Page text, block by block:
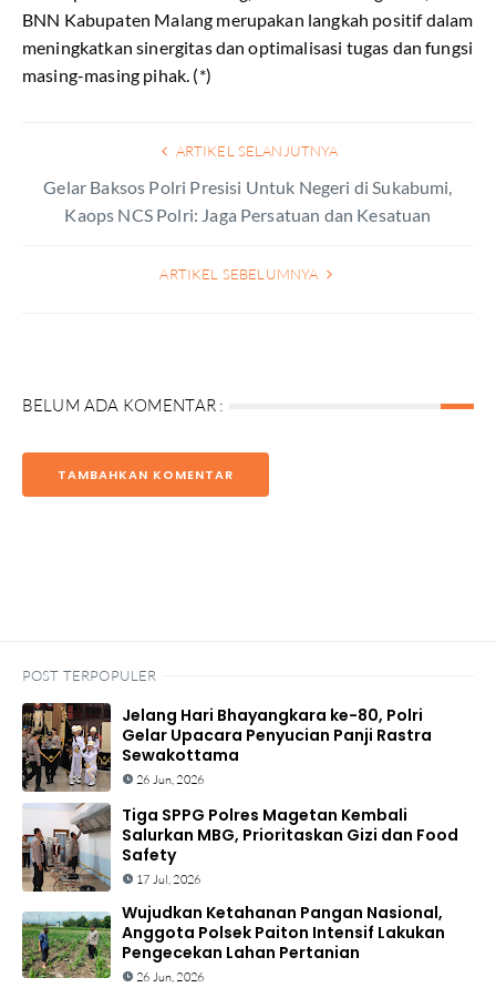
BNN Kabupaten Malang merupakan langkah positif dalam
meningkatkan sinergitas dan optimalisasi tugas dan fungsi
masing-masing pihak. (*)
ARTIKEL SELANJUTNYA
Gelar Baksos Polri Presisi Untuk Negeri di Sukabumi,
Kaops NCS Polri: Jaga Persatuan dan Kesatuan
ARTIKEL SEBELUMNYA
BELUM ADA KOMENTAR :
TAMBAHKAN KOMENTAR
POST TERPOPULER
Jelang Hari Bhayangkara ke-80, Polri
Gelar Upacara Penyucian Panji Rastra
Sewakottama
26 Jun, 2026
Tiga SPPG Polres Magetan Kembali
Salurkan MBG, Prioritaskan Gizi dan Food
Safety
17 Jul, 2026
Wujudkan Ketahanan Pangan Nasional,
Anggota Polsek Paiton Intensif Lakukan
Pengecekan Lahan Pertanian
26 Jun, 2026